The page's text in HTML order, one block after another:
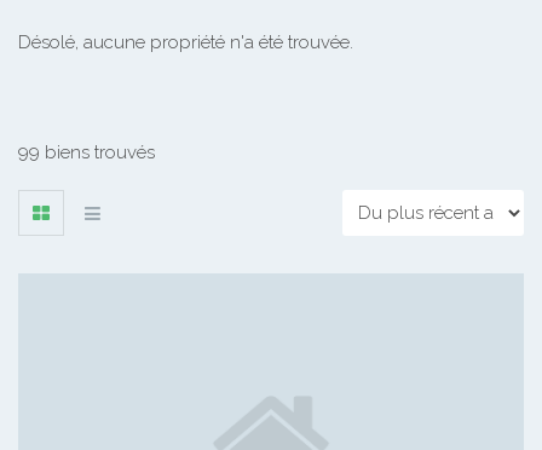
Désolé, aucune propriété n'a été trouvée.
99 biens trouvés